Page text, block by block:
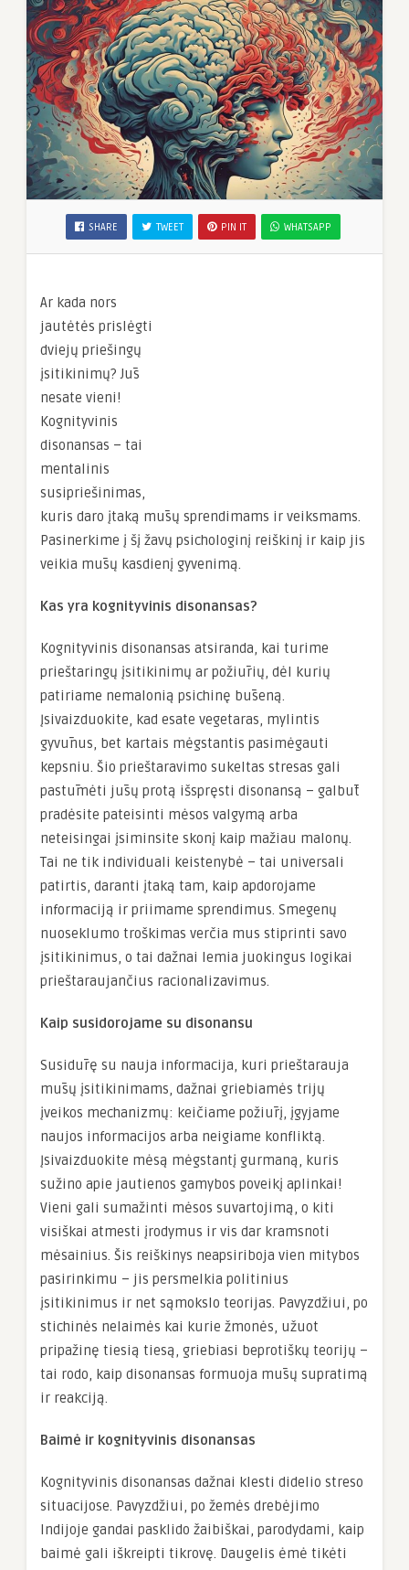
SHARE TWEET PIN IT WHATSAPP
Ar kada nors
jautėtės prislėgti
dviejų priešingų
įsitikinimų? Jūs
nesate vieni!
Kognityvinis
disonansas – tai
mentalinis
susipriešinimas,
kuris daro įtaką mūsų sprendimams ir veiksmams.
Pasinerkime į šį žavų psichologinį reiškinį ir kaip jis
veikia mūsų kasdienį gyvenimą.
Kas yra kognityvinis disonansas?
Kognityvinis disonansas atsiranda, kai turime
prieštaringų įsitikinimų ar požiūrių, dėl kurių
patiriame nemalonią psichinę būseną.
Įsivaizduokite, kad esate vegetaras, mylintis
gyvūnus, bet kartais mėgstantis pasimėgauti
kepsniu. Šio prieštaravimo sukeltas stresas gali
pastūmėti jūsų protą išspręsti disonansą – galbūt
pradėsite pateisinti mėsos valgymą arba
neteisingai įsiminsite skonį kaip mažiau malonų.
Tai ne tik individuali keistenybė – tai universali
patirtis, daranti įtaką tam, kaip apdorojame
informaciją ir priimame sprendimus. Smegenų
nuoseklumo troškimas verčia mus stiprinti savo
įsitikinimus, o tai dažnai lemia juokingus logikai
prieštaraujančius racionalizavimus.
Kaip susidorojame su disonansu
Susidūrę su nauja informacija, kuri prieštarauja
mūsų įsitikinimams, dažnai griebiamės trijų
įveikos mechanizmų: keičiame požiūrį, įgyjame
naujos informacijos arba neigiame konfliktą.
Įsivaizduokite mėsą mėgstantį gurmaną, kuris
sužino apie jautienos gamybos poveikį aplinkai!
Vieni gali sumažinti mėsos suvartojimą, o kiti
visiškai atmesti įrodymus ir vis dar kramsnoti
mėsainius. Šis reiškinys neapsiriboja vien mitybos
pasirinkimu – jis persmelkia politinius
įsitikinimus ir net sąmokslo teorijas. Pavyzdžiui, po
stichinės nelaimės kai kurie žmonės, užuot
pripažinę tiesią tiesą, griebiasi beprotiškų teorijų –
tai rodo, kaip disonansas formuoja mūsų supratimą
ir reakciją.
Baimė ir kognityvinis disonansas
Kognityvinis disonansas dažnai klesti didelio streso
situacijose. Pavyzdžiui, po žemės drebėjimo
Indijoje gandai pasklido žaibiškai, parodydami, kaip
baimė gali iškreipti tikrovę. Daugelis ėmė tikėti